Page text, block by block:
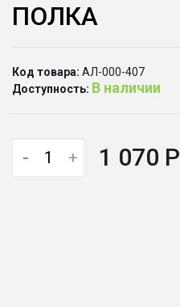
ПОЛКА
Код товара: АЛ-000-407
Доступность: В наличии
- + 1 070 Р